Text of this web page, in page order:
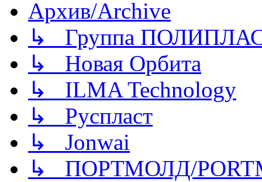
Архив/Archive
↳ Группа
↳ Новая Орбита
↳ ILMA Technology
↳ Руспласт
↳ Jonwai
↳ ПОРТМОЛД/